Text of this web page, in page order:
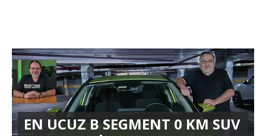
EN UCUZ B SEGMENT 0 KM SUV